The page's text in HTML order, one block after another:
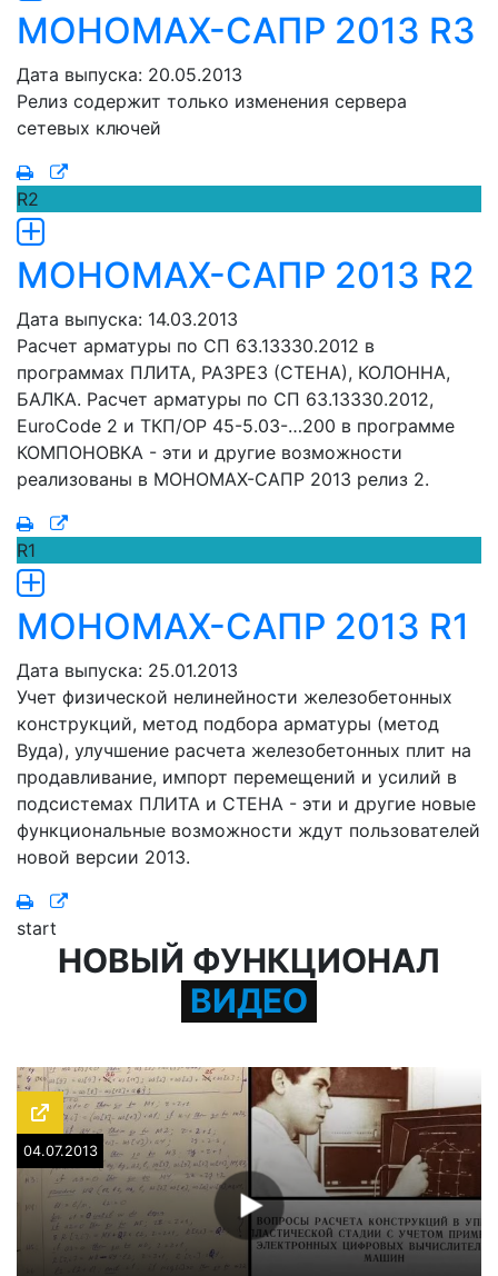
МОНОМАХ-САПР 2013 R3
Дата выпуска: 20.05.2013
Релиз содержит только изменения сервера
сетевых ключей
R2
МОНОМАХ-САПР 2013 R2
Дата выпуска: 14.03.2013
Расчет арматуры по СП 63.13330.2012 в
программах ПЛИТА, РАЗРЕЗ (СТЕНА), КОЛОННА,
БАЛКА. Расчет арматуры по СП 63.13330.2012,
EuroCode 2 и ТКП/ОР 45-5.03-…200 в программе
КОМПОНОВКА - эти и другие возможности
реализованы в МОНОМАХ-САПР 2013 релиз 2.
R1
МОНОМАХ-САПР 2013 R1
Дата выпуска: 25.01.2013
Учет физической нелинейности железобетонных
конструкций, метод подбора арматуры (метод
Вуда), улучшение расчета железобетонных плит на
продавливание, импорт перемещений и усилий в
подсистемах ПЛИТА и СТЕНА - эти и другие новые
функциональные возможности ждут пользователей
новой версии 2013.
start
НОВЫЙ ФУНКЦИОНАЛ
ВИДЕО
04.07.2013